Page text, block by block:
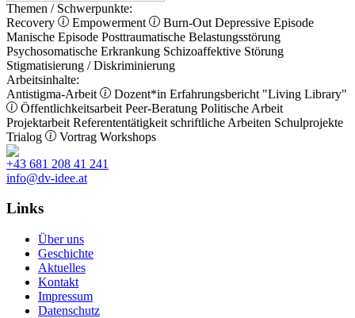
Themen / Schwerpunkte:
Recovery
Empowerment Burn-Out Depressive Episode
Manische Episode Posttraumatische Belastungsstörung
Psychosomatische Erkrankung Schizoaffektive Störung
Stigmatisierung / Diskriminierung
Arbeitsinhalte:
Antistigma-Arbeit
Dozent*in Erfahrungsbericht "Living Library"
Öffentlichkeitsarbeit Peer-Beratung Politische Arbeit
Projektarbeit Referententätigkeit schriftliche Arbeiten Schulprojekte
Trialog
Vortrag Workshops
+43 681 208 41 241
info@dv-idee.at
Links
Über uns
Geschichte
Aktuelles
Kontakt
Impressum
Datenschutz